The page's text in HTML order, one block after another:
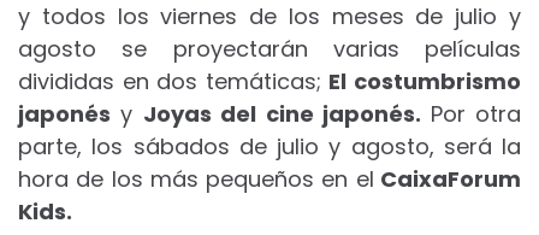
y todos los viernes de los meses de julio y
agosto se proyectarán varias películas
divididas en dos temáticas; El costumbrismo
japonés y Joyas del cine japonés. Por otra
parte, los sábados de julio y agosto, será la
hora de los más pequeños en el CaixaForum
Kids.